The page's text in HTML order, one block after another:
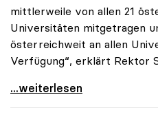
mittlerweile von allen 21
Universitäten mitgetragen
österreichweit an allen
Verfügung“, erklärt Rektor
MORE-Projekt findet
...weiterlesen